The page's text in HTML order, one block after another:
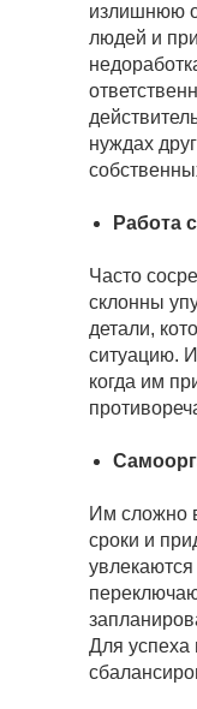
излишнюю
людей и
нуждах
Работа
Часто
склонны
детали,
ситуацию.
когда им
Им сложно
сроки и
Для успеха